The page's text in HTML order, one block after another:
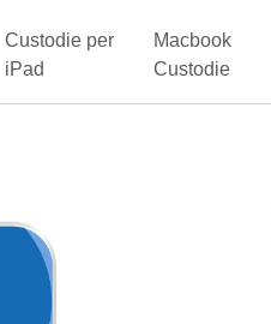
Custodie per
iPad
Macbook
Custodie